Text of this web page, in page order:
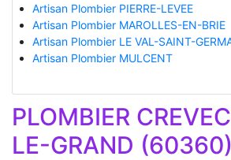
Artisan Plombier PIERRE-LEVEE
Artisan Plombier MAROLLES-EN-BRIE
Artisan Plombier LE VAL-SAINT-
Artisan Plombier MULCENT
PLOMBIER
LE-GRAND (60360)